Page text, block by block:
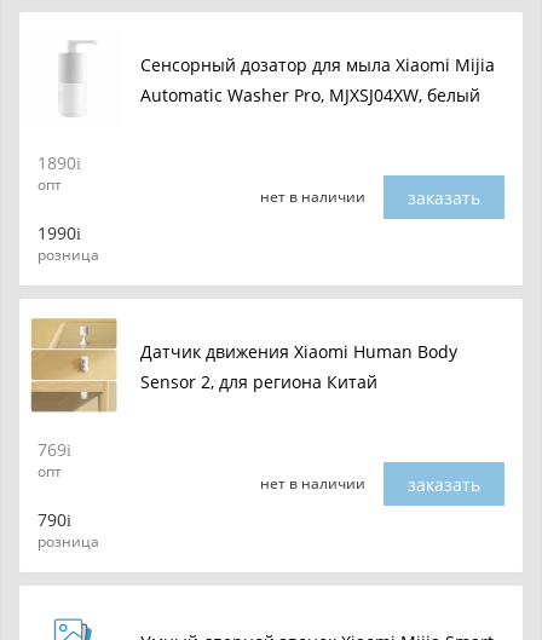
Сенсорный дозатор для мыла Xiaomi Mijia
Automatic Washer Pro, MJXSJ04XW, белый
1890
опт
1990
розница
нет в наличии заказать
Датчик движения Xiaomi Human Body
Sensor 2, для региона Китай
769
опт
790
розница
нет в наличии заказать